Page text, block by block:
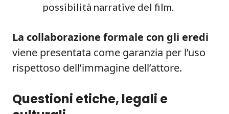
possibilità narrative del film.
La collaborazione formale con gli eredi
viene presentata come garanzia per l’uso
rispettoso dell’immagine dell’attore.
Questioni etiche, legali e